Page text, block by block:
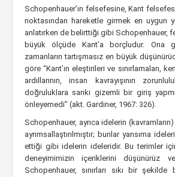
Schopenhauer’ın felsefesine, Kant
noktasından hareketle girmek en uygun
anlatırken de belirttiği gibi Schopenhauer,
büyük ölçüde Kant’a borçludur. Ona
zamanların tartışmasız en büyük
göre “Kant’ın eleştirileri ve sınırlamaları,
ardıllarının, insan kavrayışının
doğruluklara sanki gizemli bir giriş
önleyemedi” (akt. Gardiner, 1967: 326).
Schopenhauer, ayrıca idelerin (kavramların)
ayrımsallaştırılmıştır; bunlar yansıma
ettiği gibi idelerin ideleridir. Bu terimler
deneyimimizin içeriklerini düşünürüz
Schopenhauer, sınırları sıkı bir şekilde